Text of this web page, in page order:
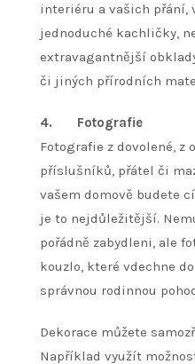
interiéru a vašich přání,
jednoduché kachličky,
extravagantnější
či jiných přírodních
4. Fotografie
Fotografie z dovolené, z
příslušníků, přátel či
vašem domově budete
je to nejdůležitější.
pořádně zabydleni, ale
kouzlo, které vdechne
správnou rodinnou
Dekorace můžete
Například využít